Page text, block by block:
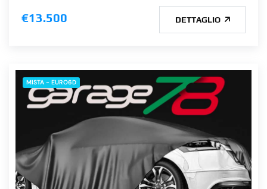
€13.500 DETTAGLIO
MISTA - EURO6D